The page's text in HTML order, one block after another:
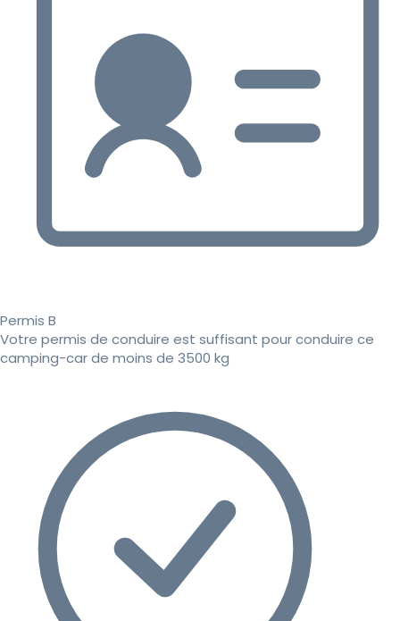
Permis B
Votre permis de conduire est suffisant pour conduire ce
camping-car de moins de 3500 kg